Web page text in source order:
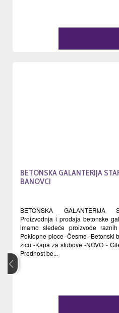
BETONSKA GALANTERIJA
BANOVCI
BETONSKA GALANTERIJA
Proizvodnja i prodaja betonske
imamo sledeće proizvode
Poklopne ploce -Česme -Betonski
zicu -Kapa za stubove -NOVO -
Prednost be...